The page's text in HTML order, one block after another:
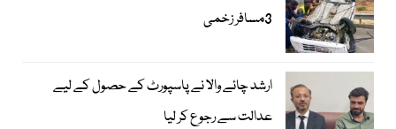
3مسافر زخمی
ارشد چائے والا نے پاسپورٹ کے حصول کے لیے
عدالت سے رجوع کر لیا